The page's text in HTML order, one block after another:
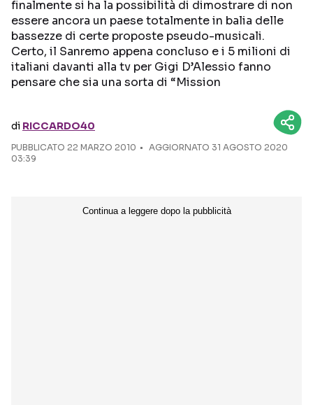
Seguici sui social
finalmente si ha la possibilità di dimostrare di non
essere ancora un paese totalmente in balia delle
bassezze di certe proposte pseudo-musicali.
Certo, il Sanremo appena concluso e i 5 milioni di
italiani davanti alla tv per Gigi D’Alessio fanno
pensare che sia una sorta di “Mission
di RICCARDO40
PUBBLICATO 22 MARZO 2010
AGGIORNATO 31 AGOSTO 2020
03:39